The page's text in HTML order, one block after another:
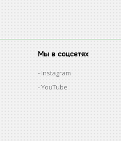
Мы в соцсетях
Instagram
YouTube